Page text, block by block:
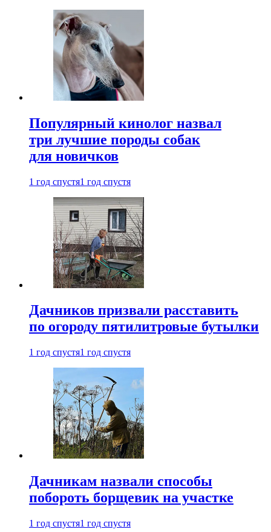
Популярный кинолог назвал
три лучшие породы собак
для новичков
1 год спустя1 год спустя
Дачников призвали расставить
по огороду пятилитровые бутылки
1 год спустя1 год спустя
Дачникам назвали способы
побороть борщевик на участке
1 год спустя1 год спустя